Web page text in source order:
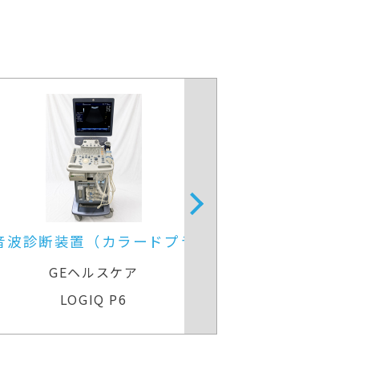
超音波診断装置
GEヘルスケア
Voluson Expert 22